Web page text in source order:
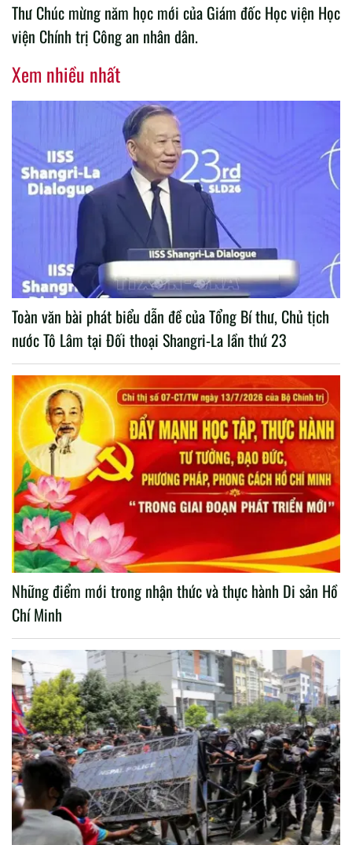
Thư Chúc mừng năm học mới của Giám đốc Học viện Học
viện Chính trị Công an nhân dân.
Xem nhiều nhất
Toàn văn bài phát biểu dẫn đề của Tổng Bí thư, Chủ tịch
nước Tô Lâm tại Đối thoại Shangri-La lần thứ 23
Những điểm mới trong nhận thức và thực hành Di sản Hồ
Chí Minh